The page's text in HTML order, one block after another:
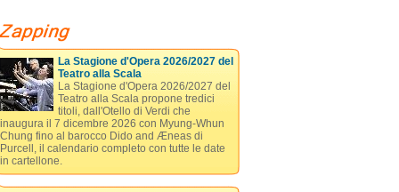
La Stagione d'Opera 2026/2027 del
Teatro alla Scala
La Stagione d'Opera 2026/2027 del
Teatro alla Scala propone tredici
titoli, dall'Otello di Verdi che
inaugura il 7 dicembre 2026 con Myung-Whun
Chung fino al barocco Dido and Æneas di
Purcell, il calendario completo con tutte le date
in cartellone.